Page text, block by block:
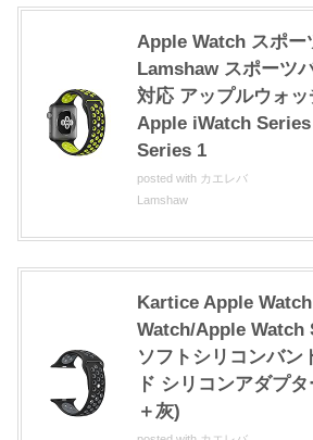
Apple Watch スポー
Lamshaw スポーツ
対応 アップルウォ
Apple iWatch
Series 1
posted with カエレバ
Lamshaw
Kartice Apple
Watch/Apple Watch
ソフトシリコンバン
ド シリコンアダプ
＋灰)